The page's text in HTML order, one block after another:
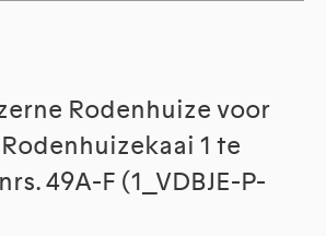
Rodenhuize voor
1 te
49A-F (1_VDBJE-P-